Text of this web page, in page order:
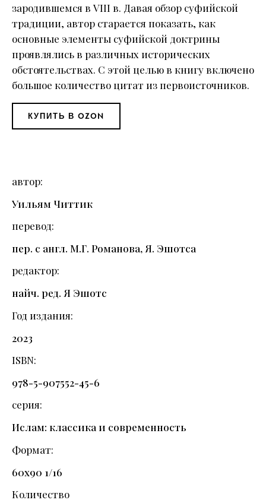
зародившемся в VIII в. Давая обзор суфийской
традиции, автор старается показать, как
основные элементы суфийской доктрины
проявлялись в различных исторических
обстоятельствах. С этой целью в книгу включено
большое количество цитат из первоисточников.
КУПИТЬ В OZON
автор
Уильям Читтик
перевод
пер. с англ. М.Г. Романова, Я. Эшотса
редактор
найч. ред. Я Эшотс
Год издания
2023
ISBN
978-5-907552-45-6
серия
Ислам: классика и современность
Формат
60х90 1/16
Количество